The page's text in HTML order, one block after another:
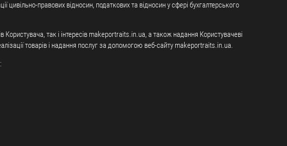
правових відносин, податкових та відносин у сфері бухгалтерського
так і інтересів makeportraits.in.ua, а також надання Користувачеві
товарів і надання послуг за допомогою веб-сайту makeportraits.in.ua.